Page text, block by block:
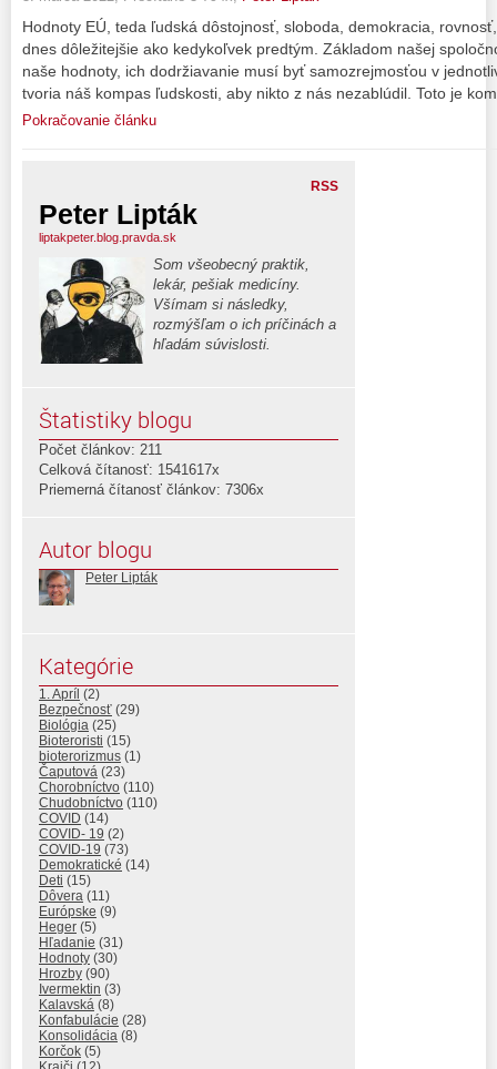
Hodnoty EÚ, teda ľudská dôstojnosť, sloboda, demokracia,
dnes dôležitejšie ako kedykoľvek predtým. Základom našej
naše hodnoty, ich dodržiavanie musí byť samozrejmosťou v
tvoria náš kompas ľudskosti, aby nikto z nás nezablúdil. Toto je
Pokračovanie článku
RSS
Peter Lipták
liptakpeter.blog.pravda.sk
Som všeobecný praktik,
lekár, pešiak medicíny.
Všímam si následky,
rozmýšľam o ich príčinách a
hľadám súvislosti.
Štatistiky blogu
Počet článkov: 211
Celková čítanosť: 1541617x
Priemerná čítanosť článkov: 7306x
Autor blogu
Peter Lipták
Kategórie
1. Apríl (2)
Bezpečnosť (29)
Biológia (25)
Bioteroristi (15)
bioterorizmus (1)
Čaputová (23)
Chorobníctvo (110)
Chudobníctvo (110)
COVID (14)
COVID- 19 (2)
COVID-19 (73)
Demokratické (14)
Deti (15)
Dôvera (11)
Európske (9)
Heger (5)
Hľadanie (31)
Hodnoty (30)
Hrozby (90)
Ivermektin (3)
Kalavská (8)
Konfabulácie (28)
Konsolidácia (8)
Korčok (5)